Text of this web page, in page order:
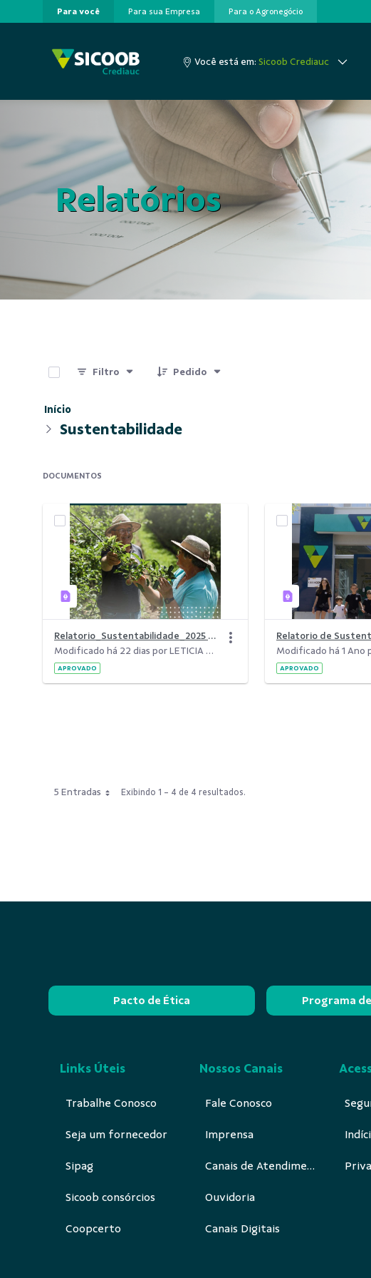
Pular para o Conteúdo principal
Para você Para sua Empresa Para o Agronegócio
Você está em: Sicoob Crediauc
Relatórios
Filtro Pedido
Início
Sustentabilidade
DOCUMENTOS
Relatorio_Sustentabilidade_2025 - VERSÃO FINAL V6 (1)
Modificado há 22 dias por LETICIA MEIRELES.
APROVADO APROVADO
5 Entradas Exibindo 1 - 4 de 4 resultados.
Pacto de Ética Programa
Links Úteis
Trabalhe Conosco
Seja um fornecedor
Sipag
Sicoob consórcios
Coopcerto
Nossos Canais
Fale Conosco
Imprensa
Canais de Atendimento
Ouvidoria
Canais Digitais